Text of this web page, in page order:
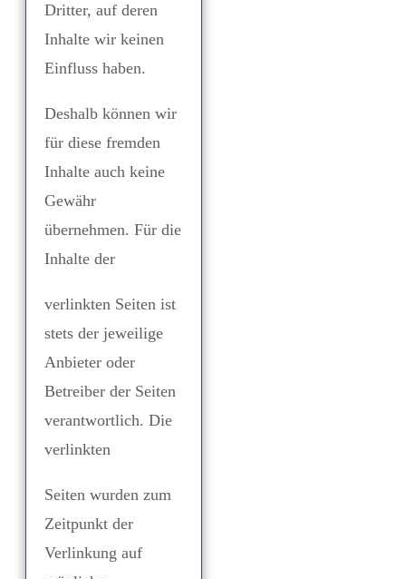
Dritter, auf deren
Inhalte wir keinen
Einfluss haben.
Deshalb können wir
für diese fremden
Inhalte auch keine
Gewähr
übernehmen. Für die
Inhalte der
verlinkten Seiten ist
stets der jeweilige
Anbieter oder
Betreiber der Seiten
verantwortlich. Die
verlinkten
Seiten wurden zum
Zeitpunkt der
Verlinkung auf